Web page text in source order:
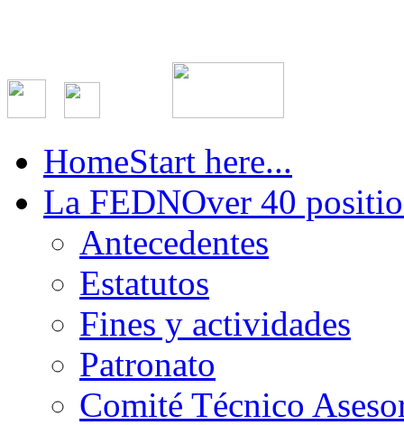
HomeStart here...
La FEDNOver 40
Antecedentes
Estatutos
Fines y actividades
Patronato
Comité Técnico